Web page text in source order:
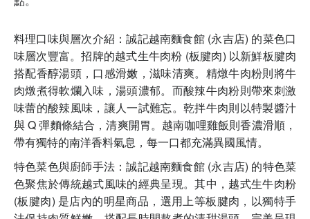
料理口味與層次介紹：誠記越南麵食館 (永吉店) 的菜色口
味層次豐富。招牌的越式生牛肉粉 (板腱肉) 以新鮮板腱肉
搭配香醇湯頭，口感滑嫩，滋味清爽。精燉牛肉粉則將牛
肉燉煮得軟爛入味，湯頭濃郁。而酸辣牛肉粉則帶來刺激
味蕾的酸辣風味，讓人一試難忘。乾拌牛肉則以特製醬汁
與 Q 彈麵條結合，清爽開胃。越南咖哩雞飯則香濃滑順，
帶有獨特的南洋香料氣息，每一口都充滿異國風情。
特色菜色與廚師手法：誠記越南麵食館 (永吉店) 的特色菜
色聚焦於傳統越式風味的經典呈現。其中，越式生牛肉粉
(板腱肉) 是店內的明星商品，選用上等板腱肉，以獨特手